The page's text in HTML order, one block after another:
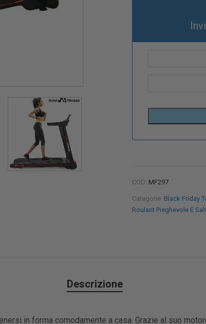
COD: MF297
Categorie: Black Friday
Roulant Pieghevole E
Descrizione
in forma comodamente a casa. Grazie al suo